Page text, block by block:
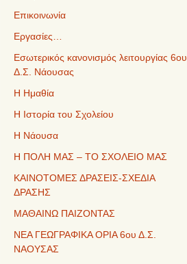
Επικοινωνία
Εργασίες…
Εσωτερικός κανονισμός λειτουργίας 6ου
Δ.Σ. Νάουσας
Η Ημαθία
Η Ιστορία του Σχολείου
Η Νάουσα
Η ΠΟΛΗ ΜΑΣ – ΤΟ ΣΧΟΛΕΙΟ ΜΑΣ
ΚΑΙΝΟΤΟΜΕΣ ΔΡΑΣΕΙΣ-ΣΧΕΔΙΑ
ΔΡΑΣΗΣ
ΜΑΘΑΙΝΩ ΠΑΙΖΟΝΤΑΣ
ΝΕΑ ΓΕΩΓΡΑΦΙΚΑ ΟΡΙΑ 6ου Δ.Σ.
ΝΑΟΥΣΑΣ